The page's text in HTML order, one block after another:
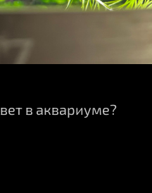
в аквариуме?